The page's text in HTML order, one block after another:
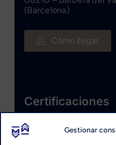
Gestionar
(Barcelona)
Cómo llegar
Certificaciones